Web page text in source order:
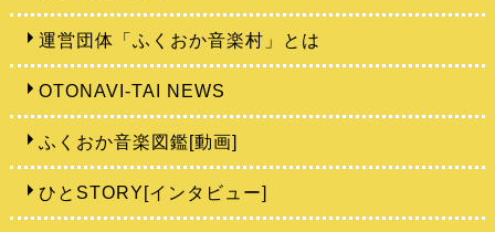
運営団体「ふくおか音楽村」とは
OTONAVI-TAI NEWS
ふくおか音楽図鑑[動画]
ひとSTORY[インタビュー]